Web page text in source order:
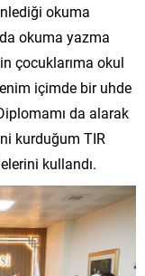
okuma
okuma yazma
çocuklarıma okul
içimde bir uhde
da alarak
kurduğum TIR
kullandı.